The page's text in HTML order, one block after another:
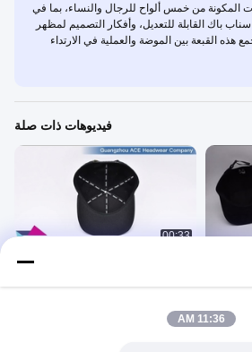
المكونة من خمس ألواح للرجال والنساء، بما في
باك القابلة للتعديل، وأفكار التصميم لمظهر
القبعة بين الموضة والعملية في الارتداء
فيديوهات ذات صلة
كريمي
00:33
قبعات مسطحة مخصصة بريم Snapback
October 19, 2022
11:36 AM